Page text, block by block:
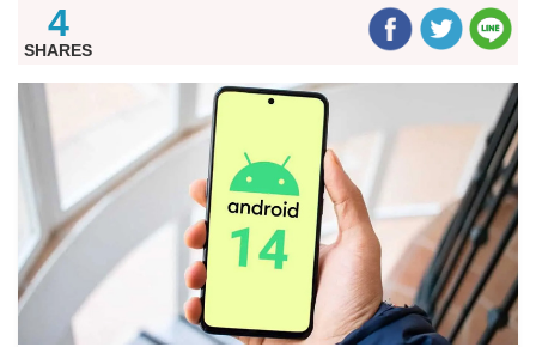
4
SHARES